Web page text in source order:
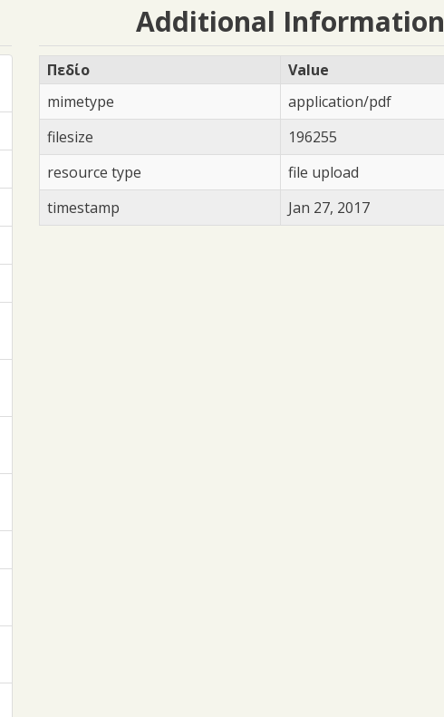
Additional Information
Πεδίο
Value
mimetype
application/pdf
filesize
196255
resource type
file upload
timestamp
Jan 27, 2017